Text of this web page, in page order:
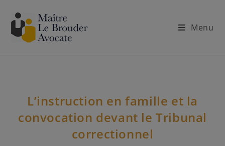
Menu
L’instruction en famille et la
convocation devant le Tribunal
correctionnel